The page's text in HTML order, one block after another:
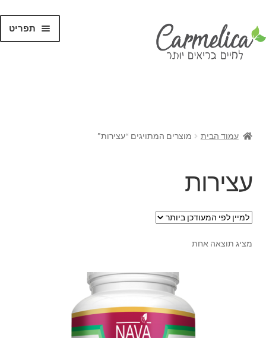
תפריט
עמוד הבית מוצרים המתויגים “עצירות”
עצירות
מציג תוצאה אחת